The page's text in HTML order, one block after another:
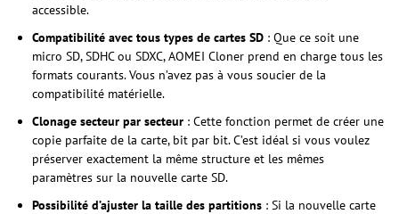
accessible.
Compatibilité avec tous types de cartes SD : Que ce soit une
micro SD, SDHC ou SDXC, AOMEI Cloner prend en charge tous les
formats courants. Vous n’avez pas à vous soucier de la
compatibilité matérielle.
Clonage secteur par secteur : Cette fonction permet de créer une
copie parfaite de la carte, bit par bit. C’est idéal si vous voulez
préserver exactement la même structure et les mêmes
paramètres sur la nouvelle carte SD.
Possibilité d’ajuster la taille des partitions : Si la nouvelle carte